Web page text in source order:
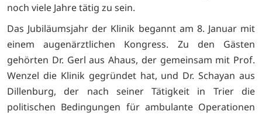
noch viele Jahre tätig zu sein.
Das Jubiläumsjahr der Klinik begannt am 8. Januar mit
einem augenärztlichen Kongress. Zu den Gästen
gehörten Dr. Gerl aus Ahaus, der gemeinsam mit Prof.
Wenzel die Klinik gegründet hat, und Dr. Schayan aus
Dillenburg, der nach seiner Tätigkeit in Trier die
politischen Bedingungen für ambulante Operationen